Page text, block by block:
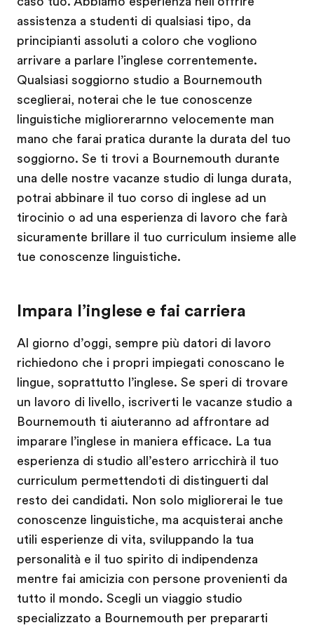
assistenza a studenti di qualsiasi tipo, da
principianti assoluti a coloro che vogliono
arrivare a parlare l’inglese correntemente.
Qualsiasi soggiorno studio a Bournemouth
sceglierai, noterai che le tue conoscenze
linguistiche migliorerarnno velocemente man
mano che farai pratica durante la durata del tuo
soggiorno. Se ti trovi a Bournemouth durante
una delle nostre vacanze studio di lunga durata,
potrai abbinare il tuo corso di inglese ad un
tirocinio o ad una esperienza di lavoro che farà
sicuramente brillare il tuo curriculum insieme alle
tue conoscenze linguistiche.
Impara l’inglese e fai carriera
Al giorno d’oggi, sempre più datori di lavoro
richiedono che i propri impiegati conoscano le
lingue, soprattutto l’inglese. Se speri di trovare
un lavoro di livello, iscriverti le vacanze studio a
Bournemouth ti aiuteranno ad affrontare ad
imparare l’inglese in maniera efficace. La tua
esperienza di studio all’estero arricchirà il tuo
curriculum permettendoti di distinguerti dal
resto dei candidati. Non solo migliorerai le tue
conoscenze linguistiche, ma acquisterai anche
utili esperienze di vita, sviluppando la tua
personalità e il tuo spirito di indipendenza
mentre fai amicizia con persone provenienti da
tutto il mondo. Scegli un viaggio studio
specializzato a Bournemouth per prepararti